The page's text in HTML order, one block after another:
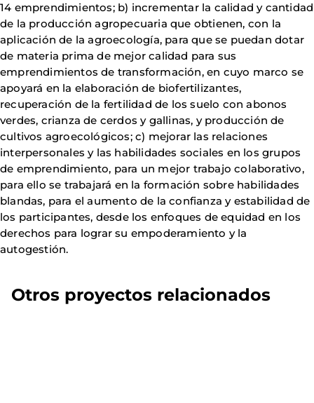
14 emprendimientos; b) incrementar la calidad y cantidad
de la producción agropecuaria que obtienen, con la
aplicación de la agroecología, para que se puedan dotar
de materia prima de mejor calidad para sus
emprendimientos de transformación, en cuyo marco se
apoyará en la elaboración de biofertilizantes,
recuperación de la fertilidad de los suelo con abonos
verdes, crianza de cerdos y gallinas, y producción de
cultivos agroecológicos; c) mejorar las relaciones
interpersonales y las habilidades sociales en los grupos
de emprendimiento, para un mejor trabajo colaborativo,
para ello se trabajará en la formación sobre habilidades
blandas, para el aumento de la confianza y estabilidad de
los participantes, desde los enfoques de equidad en los
derechos para lograr su empoderamiento y la
autogestión.
Otros proyectos relacionados